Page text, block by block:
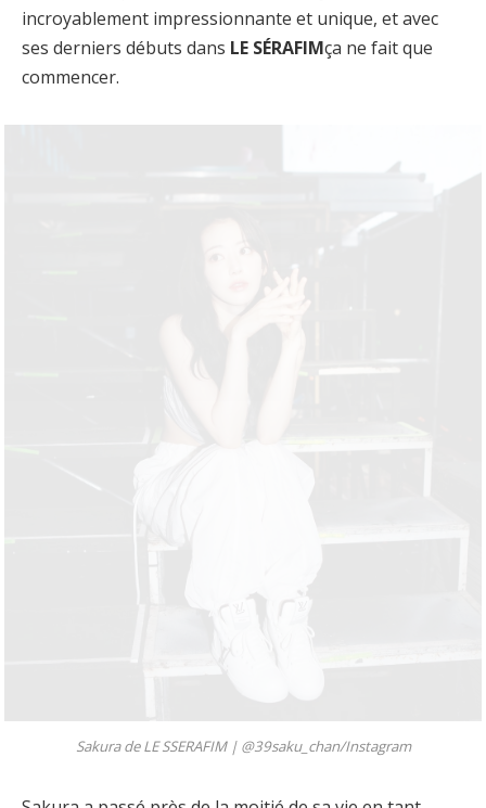
incroyablement impressionnante et unique, et avec
ses derniers débuts dans LE SÉRAFIMça ne fait que
commencer.
Sakura de LE SSERAFIM | @39saku_chan/Instagram